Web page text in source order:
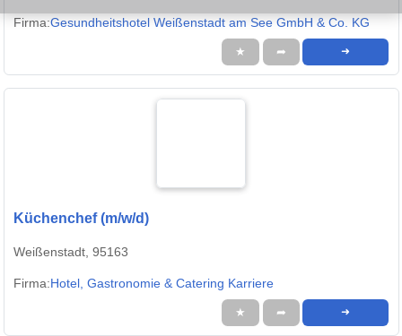
Firma:Gesundheitshotel Weißenstadt am See GmbH & Co. KG
★ ➦ ➜
Küchenchef (m/w/d)
Weißenstadt, 95163
Firma:Hotel, Gastronomie & Catering Karriere
★ ➦ ➜